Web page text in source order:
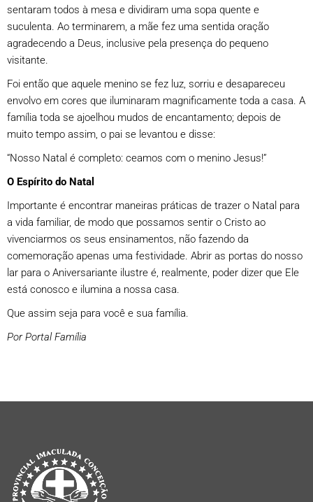
sentaram todos à mesa e dividiram uma sopa quente e
suculenta. Ao terminarem, a mãe fez uma sentida oração
agradecendo a Deus, inclusive pela presença do pequeno
visitante.
Foi então que aquele menino se fez luz, sorriu e desapareceu
envolvo em cores que iluminaram magnificamente toda a casa. A
família toda se ajoelhou mudos de encantamento; depois de
muito tempo assim, o pai se levantou e disse:
“Nosso Natal é completo: ceamos com o menino Jesus!”
O Espírito do Natal
Importante é encontrar maneiras práticas de trazer o Natal para
a vida familiar, de modo que possamos sentir o Cristo ao
vivenciarmos os seus ensinamentos, não fazendo da
comemoração apenas uma festividade. Abrir as portas do nosso
lar para o Aniversariante ilustre é, realmente, poder dizer que Ele
está conosco e ilumina a nossa casa.
Que assim seja para você e sua família.
Por Portal Família